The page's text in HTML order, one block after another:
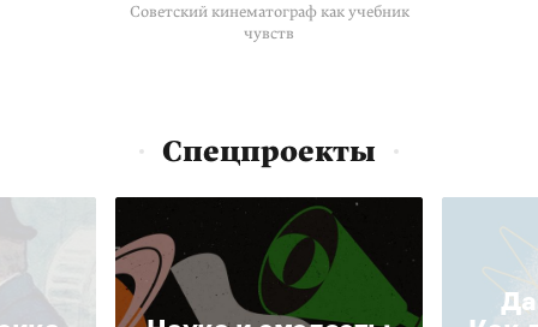
Советский кинематограф как учебник
чувств
Спецпроекты
Да